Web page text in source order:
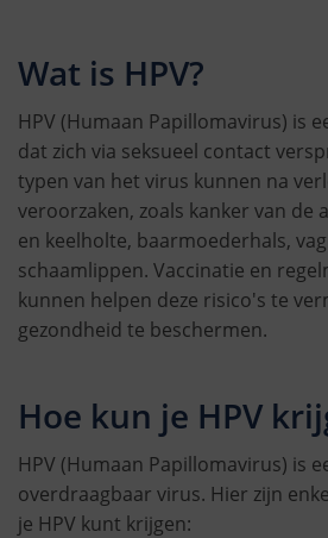
Wat is HPV?
HPV (Humaan Papillomavirus) is
dat zich via seksueel contact
typen van het virus kunnen na
veroorzaken, zoals kanker van de
en keelholte, baarmoederhals,
schaamlippen. Vaccinatie en
kunnen helpen deze risico's te
gezondheid te beschermen.
Hoe kun je HPV
HPV (Humaan Papillomavirus) is
overdraagbaar virus. Hier zijn
je HPV kunt krijgen: